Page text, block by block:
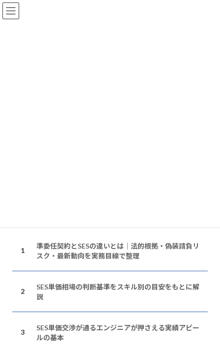
コ
ン
ナ
ビ
準委任契約とSESの違いとは｜法的根拠・偽装請負リ
スク・最新動向を実務目線で整理
SES単価相場の判断基準をスキル別の目安をもとに解
説
SES単価交渉が通るエンジニアが押さえる実績アピー
ルの基本